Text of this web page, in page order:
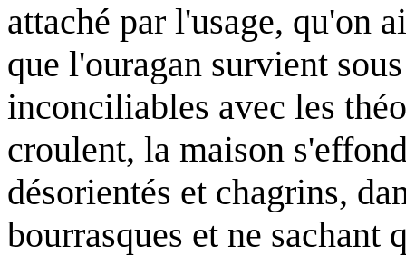
attaché par l'usage, qu'on
que l'ouragan survient
inconciliables avec les
croulent, la maison
désorientés et chagrins,
bourrasques et ne sachant